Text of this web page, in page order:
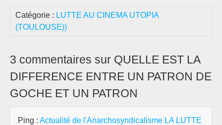
Catégorie : LUTTE AU CINEMA UTOPIA
(TOULOUSE))
3 commentaires sur QUELLE EST LA
DIFFERENCE ENTRE UN PATRON DE
GOCHE ET UN PATRON
Ping : Actualité de l'Anarchosyndicalisme LA LUTTE